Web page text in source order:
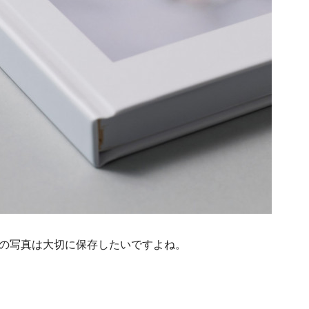
真は大切に保存したいですよね。